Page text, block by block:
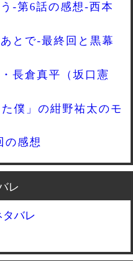
-第6話の感想-西本
とで-最終回と黒幕
長倉真平（坂口憲
僕」の紺野祐太のモ
の感想
レ
バレ